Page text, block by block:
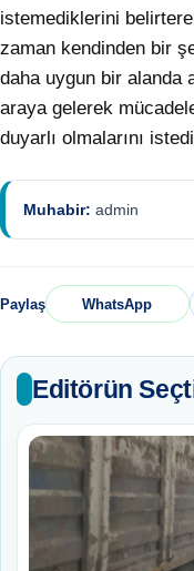
istemediklerini
zaman kendinden bir
daha uygun bir alanda
araya gelerek
duyarlı olmalarını
Muhabir: admin
Paylaş WhatsApp
Editörün